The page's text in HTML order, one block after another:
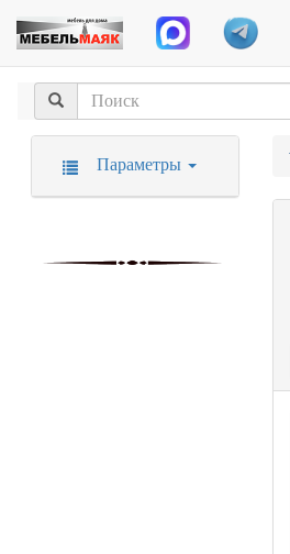
Параметры